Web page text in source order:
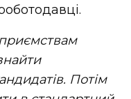
. Потім